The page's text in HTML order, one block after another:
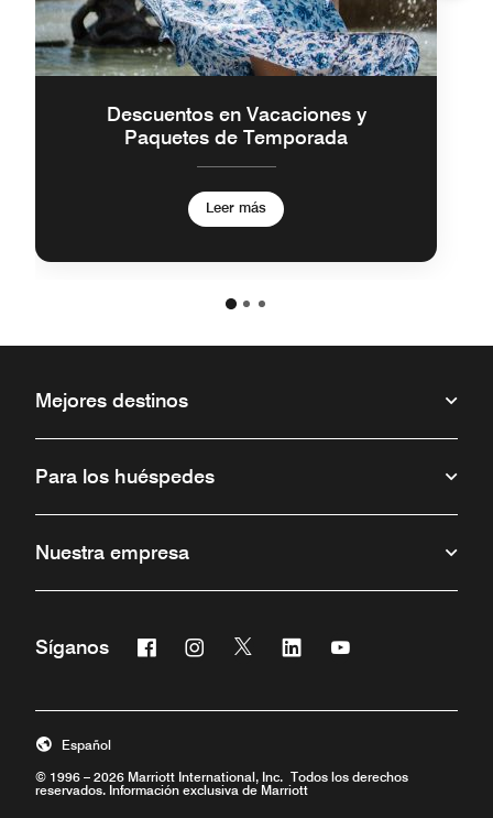
Descuentos en Vacaciones y
Paquetes de Temporada
Leer más
Mejores destinos
Para los huéspedes
Nuestra empresa
Síganos Facebook
Abre una ventana nueva
Instagram
Abre una ventana nueva
Twitter
Abre una ventana nueva
Linkedin
Abre una ventana nueva
Abre una ventana
© 1996 – 2026 Marriott International, Inc. Todos los derechos
reservados. Información exclusiva de Marriott
Español